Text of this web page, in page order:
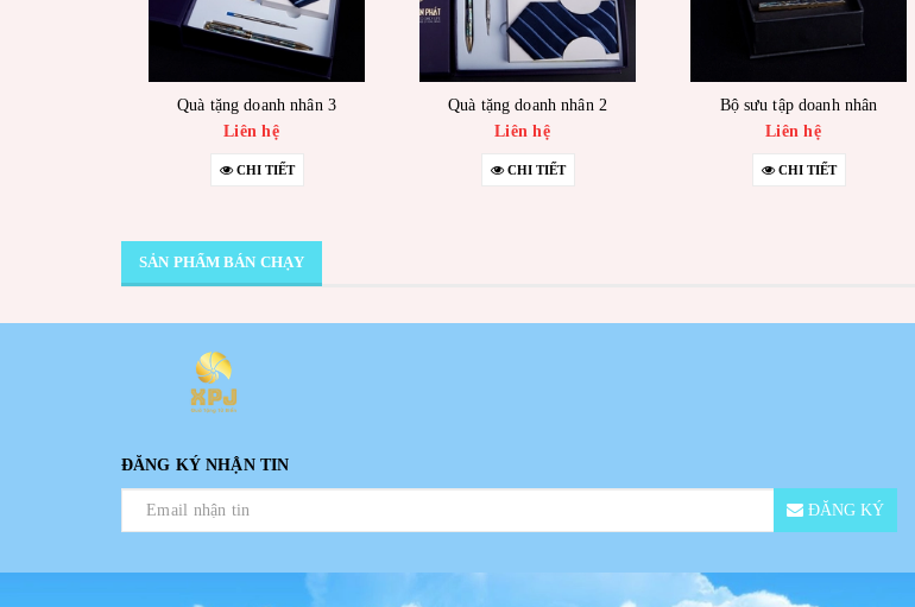
Quà tặng doanh nhân 3
Liên hệ
CHI TIẾT
Quà tặng doanh nhân 2
Liên hệ
CHI TIẾT
Bộ sưu tập doanh nhân
Liên hệ
CHI TIẾT
SẢN PHẨM BÁN CHẠY
ĐĂNG KÝ NHẬN TIN
ĐĂNG KÝ